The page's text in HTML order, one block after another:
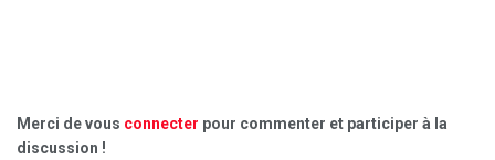
Merci de vous connecter pour commenter et participer à la
discussion !